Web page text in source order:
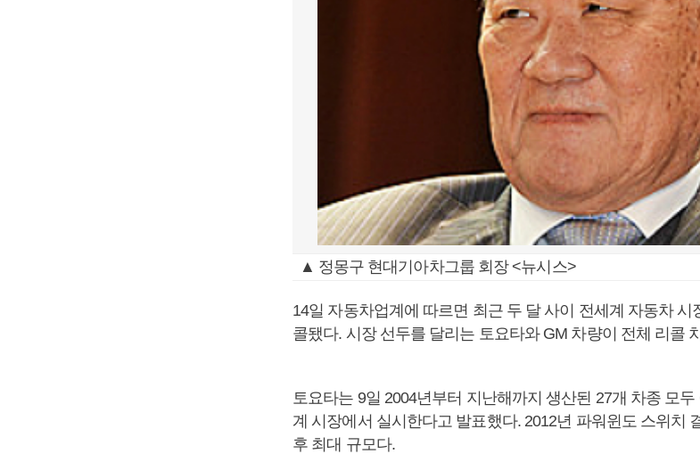
▲ 정몽구 현대기아차그룹 회장 <뉴시스>
14일 자동차업계에 따르면 최근 두 달 사이 전세계 자동차 시
콜됐다. 시장 선두를 달리는 토요타와 GM 차량이 전체 리콜
토요타는 9일 2004년부터 지난해까지 생산된 27개 차종 모두
계 시장에서 실시한다고 발표했다. 2012년 파워윈도 스위치
후 최대 규모다.